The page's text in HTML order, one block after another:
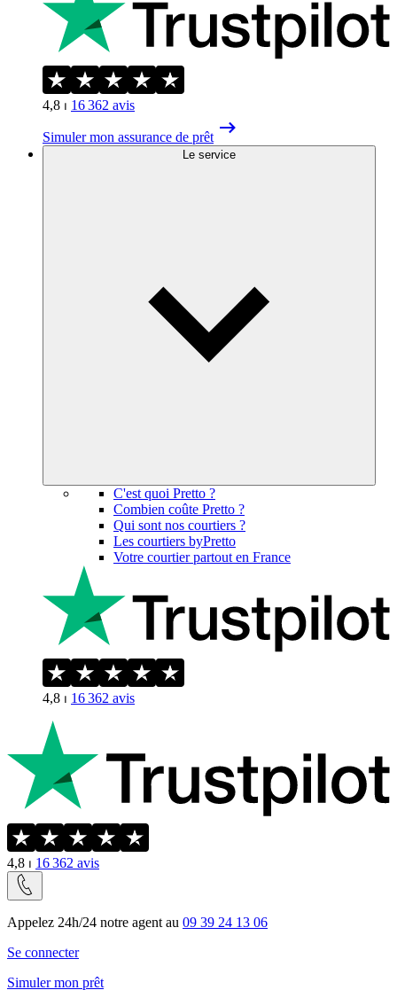
4,8 ⏐ 16 362 avis
Simuler mon assurance de prêt
Le service
C'est quoi Pretto ?
Combien coûte Pretto ?
Qui sont nos courtiers ?
Les courtiers byPretto
Votre courtier partout en France
4,8 ⏐ 16 362 avis
4,8 ⏐ 16 362 avis
Appelez 24h/24 notre agent au 09 39 24 13 06
Se connecter
Simuler mon prêt